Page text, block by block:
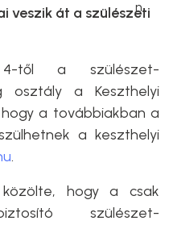
veszik át a szülészeti
4-től a szülészet-
osztály a Keszthelyi
a továbbiakban a
a keszthelyi
.
hogy a csak
szülészet-